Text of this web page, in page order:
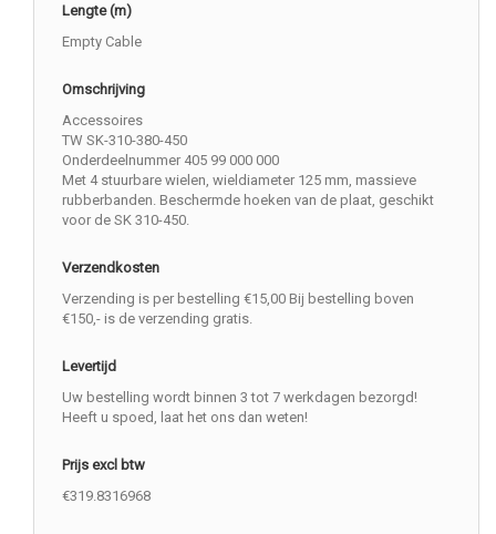
Lengte (m)
Empty Cable
Omschrijving
Accessoires
TW SK-310-380-450
Onderdeelnummer 405 99 000 000
Met 4 stuurbare wielen, wieldiameter 125 mm, massieve
rubberbanden. Beschermde hoeken van de plaat, geschikt
voor de SK 310-450.
Verzendkosten
Verzending is per bestelling €15,00 Bij bestelling boven
€150,- is de verzending gratis.
Levertijd
Uw bestelling wordt binnen 3 tot 7 werkdagen bezorgd!
Heeft u spoed, laat het ons dan weten!
Prijs excl btw
€319.8316968